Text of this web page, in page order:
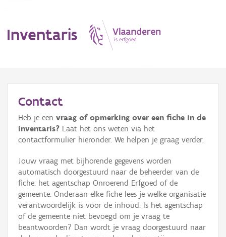
Inventaris
Erfgoedobject
Aanduidingsobject
Waarneming
Thema
Gebeurtenis
Persoon of collectief
Contact
Heb je een vraag of opmerking over een fiche in de
inventaris? Laat het ons weten via het
contactformulier hieronder. We helpen je graag verder.
Jouw vraag met bijhorende gegevens worden
automatisch doorgestuurd naar de beheerder van de
fiche: het agentschap Onroerend Erfgoed of de
gemeente. Onderaan elke fiche lees je welke organisatie
verantwoordelijk is voor de inhoud. Is het agentschap
of de gemeente niet bevoegd om je vraag te
beantwoorden? Dan wordt je vraag doorgestuurd naar